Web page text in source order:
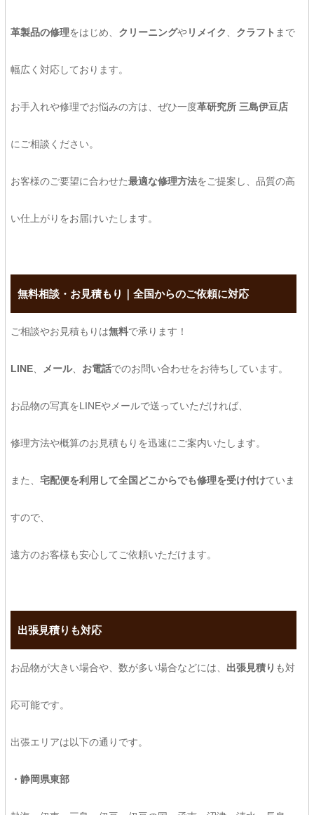
革製品の修理をはじめ、 クリーニングやリメイク クラフト まで
幅広く対応しております。
お手入れや修理でお悩みの方は、ぜひ一度革研究所 三島伊豆店
にご相談ください。
お客様のご要望に合わせた最適な修理方法をご提案し、品質の高
い仕上がりをお届けいたします。
無料相談・お見積もり｜全国からのご依頼に対応
ご相談やお見積もりは無料で承ります！
LINE、 メール、 お電話でのお問い合わせをお待ちしています。
お品物の写真をLINEやメールで送っていただければ、
修理方法や概算のお見積もりを迅速にご案内いたします。
また、 宅配便を利用して全国どこからでも修理を受け付けていま
すので、
遠方のお客様も安心してご依頼いただけます。
出張見積りも対応
お品物が大きい場合や、数が多い場合などには、 出張見積り も対
応可能です。
出張エリアは以下の通りです。
・静岡県東部